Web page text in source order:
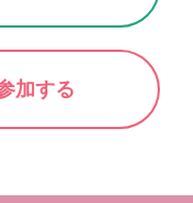
加する